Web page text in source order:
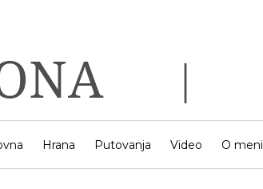
Hrana Putovanja Video O meni